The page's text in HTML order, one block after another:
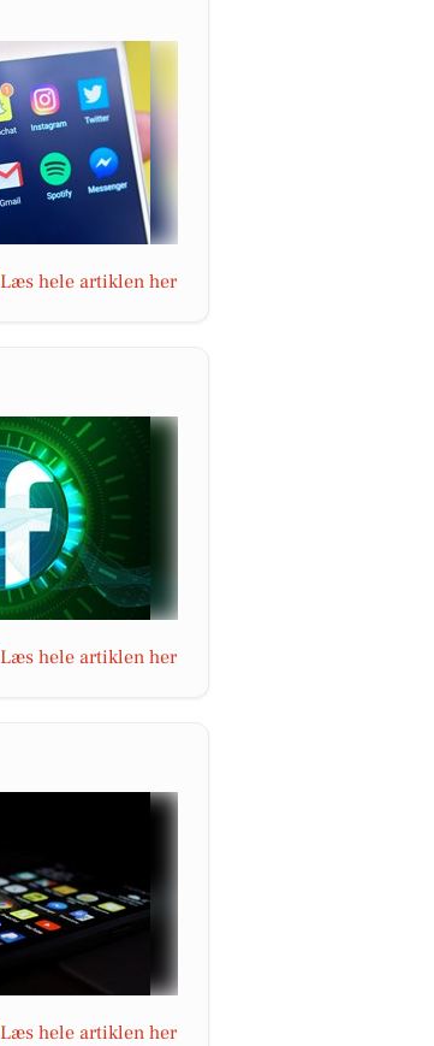
Læs hele artiklen her
Læs hele artiklen her
Læs hele artiklen her